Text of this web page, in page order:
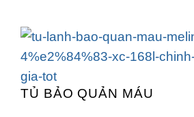
TỦ BẢO QUẢN MÁU